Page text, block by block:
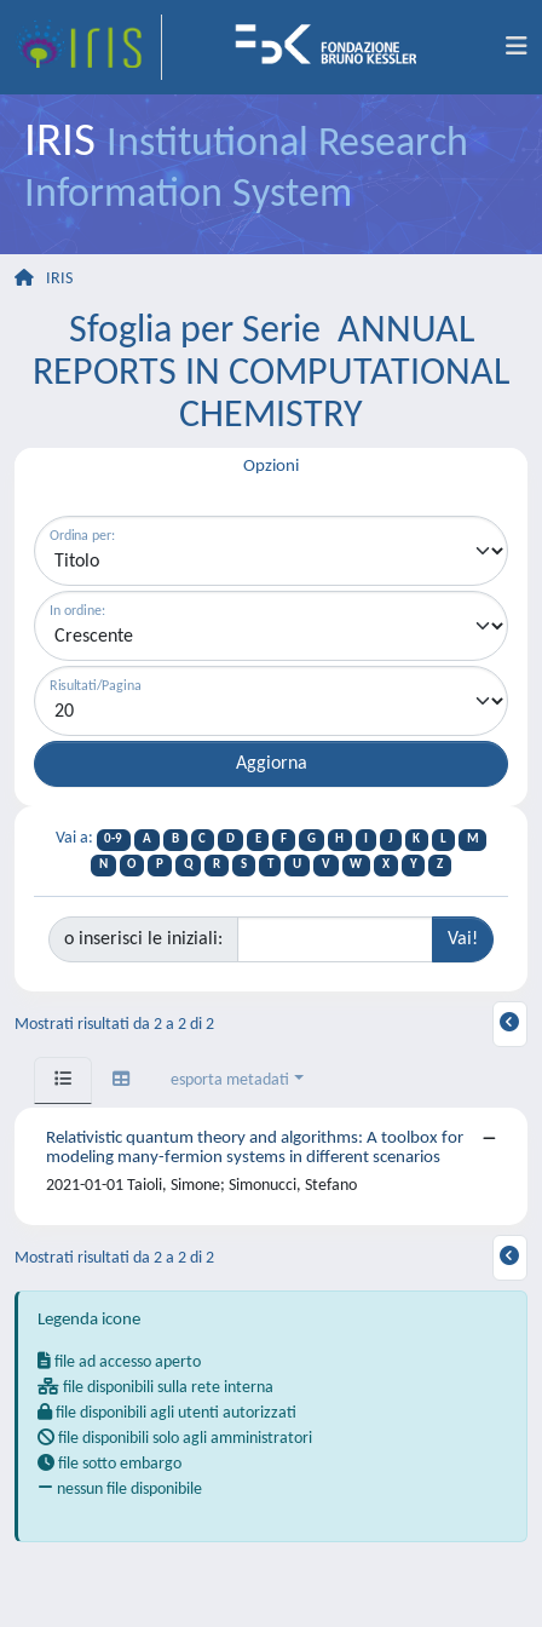
IRIS Institutional Research
Information System
IRIS
Sfoglia per Serie ANNUAL
REPORTS IN COMPUTATIONAL
CHEMISTRY
Opzioni
Ordina per:
In ordine:
Risultati/Pagina
Vai a: 0-9 A B C D E F G H J K L
M
N
O P Q R S T U V W X Y Z
o inserisci le iniziali:
Mostrati risultati da 2 a 2 di 2
esporta metadati
Relativistic quantum theory and algorithms: A toolbox for
modeling many-fermion systems in different scenarios
2021-01-01 Taioli, Simone; Simonucci, Stefano
Mostrati risultati da 2 a 2 di 2
Legenda icone
file ad accesso aperto
file disponibili sulla rete interna
file disponibili agli utenti autorizzati
file disponibili solo agli amministratori
file sotto embargo
nessun file disponibile